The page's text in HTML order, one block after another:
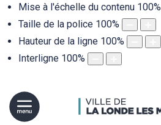
Mise à l'échelle du contenu 100%
Taille de la police 100%
Hauteur de la ligne 100%
Interligne 100%